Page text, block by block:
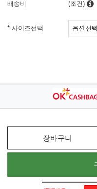
배송비
(조건)
* 사이즈선택
장바구니